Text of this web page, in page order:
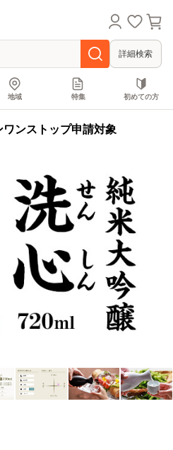
詳細検索
地域 特集 初めての方
ワンストップ申請対象